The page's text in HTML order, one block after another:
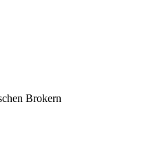
Brokern